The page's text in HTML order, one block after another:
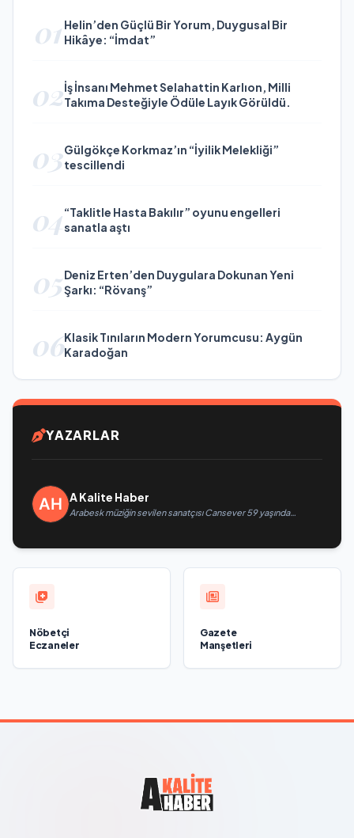
01 Helin’den Güçlü Bir Yorum, Duygusal Bir
Hikâye: “İmdat”
02İş İnsanı Mehmet Selahattin Karlıon, Milli
Takıma Desteğiyle Ödüle Layık Görüldü.
03Gülgökçe Korkmaz’ın “İyilik Melekliği”
tescillendi
04“Taklitle Hasta Bakılır” oyunu engelleri
sanatla aştı
05Deniz Erten’den Duygulara Dokunan Yeni
Şarkı: “Rövanş”
06Klasik Tınıların Modern Yorumcusu: Aygün
Karadoğan
YAZARLAR
A Kalite Haber
Arabesk müziğin sevilen sanatçısı Cansever 59 yaşında
Nöbetçi
Eczaneler
Gazete
Manşetleri